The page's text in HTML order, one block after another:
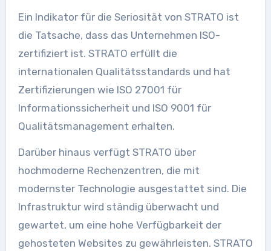
Ein Indikator für die Seriosität von STRATO ist
die Tatsache, dass das Unternehmen ISO-
zertifiziert ist. STRATO erfüllt die
internationalen Qualitätsstandards und hat
Zertifizierungen wie ISO 27001 für
Informationssicherheit und ISO 9001 für
Qualitätsmanagement erhalten.
Darüber hinaus verfügt STRATO über
hochmoderne Rechenzentren, die mit
modernster Technologie ausgestattet sind. Die
Infrastruktur wird ständig überwacht und
gewartet, um eine hohe Verfügbarkeit der
gehosteten Websites zu gewährleisten. STRATO